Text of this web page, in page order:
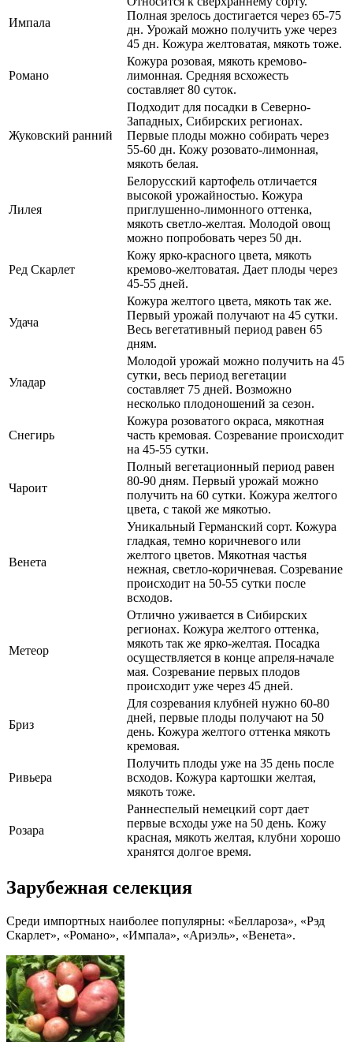
Импала
Полная зрелось достигается через 65-75
дн. Урожай можно получить уже через
45 дн. Кожура желтоватая, мякоть тоже.
Романо
Кожура розовая, мякоть кремово-
лимонная. Средняя всхожесть
составляет 80 суток.
Жуковский ранний
Подходит для посадки в Северно-
Западных, Сибирских регионах.
Первые плоды можно собирать через
55-60 дн. Кожу розовато-лимонная,
мякоть белая.
Лилея
Белорусский картофель отличается
высокой урожайностью. Кожура
приглушенно-лимонного оттенка,
мякоть светло-желтая. Молодой овощ
можно попробовать через 50 дн.
Ред Скарлет
Кожу ярко-красного цвета, мякоть
кремово-желтоватая. Дает плоды через
45-55 дней.
Удача
Кожура желтого цвета, мякоть так же.
Первый урожай получают на 45 сутки.
Весь вегетативный период равен 65
дням.
Уладар
Молодой урожай можно получить на 45
сутки, весь период вегетации
составляет 75 дней. Возможно
несколько плодоношений за сезон.
Снегирь
Кожура розоватого окраса, мякотная
часть кремовая. Созревание происходит
на 45-55 сутки.
Чароит
Полный вегетационный период равен
80-90 дням. Первый урожай можно
получить на 60 сутки. Кожура желтого
цвета, с такой же мякотью.
Венета
Уникальный Германский сорт. Кожура
гладкая, темно коричневого или
желтого цветов. Мякотная частья
нежная, светло-коричневая. Созревание
происходит на 50-55 сутки после
всходов.
Метеор
Отлично уживается в Сибирских
регионах. Кожура желтого оттенка,
мякоть так же ярко-желтая. Посадка
осуществляется в конце апреля-начале
мая. Созревание первых плодов
происходит уже через 45 дней.
Бриз
Для созревания клубней нужно 60-80
дней, первые плоды получают на 50
день. Кожура желтого оттенка мякоть
кремовая.
Ривьера
Получить плоды уже на 35 день после
всходов. Кожура картошки желтая,
мякоть тоже.
Розара
Раннеспелый немецкий сорт дает
первые всходы уже на 50 день. Кожу
красная, мякоть желтая, клубни хорошо
хранятся долгое время.
Зарубежная селекция
Среди импортных наиболее популярны: «Беллароза», «Рэд
Скарлет», «Романо», «Импала», «Ариэль», «Венета».